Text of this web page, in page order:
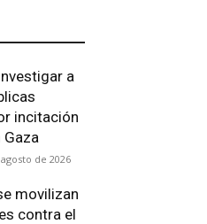
a
incitación
Gaza
de 2026
movilizan
contra el